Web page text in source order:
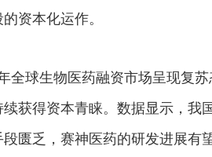
资本化运作。
全球生物医药融资市场呈现复
获得资本青睐。数据显示，我
匮乏，赛神医药的研发进展有